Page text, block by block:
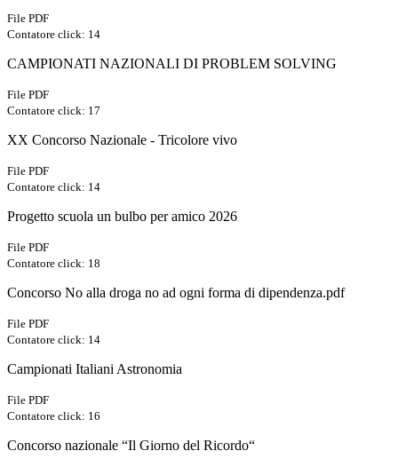
File PDF
Contatore click: 14
CAMPIONATI NAZIONALI DI PROBLEM SOLVING
File PDF
Contatore click: 17
XX Concorso Nazionale - Tricolore vivo
File PDF
Contatore click: 14
Progetto scuola un bulbo per amico 2026
File PDF
Contatore click: 18
Concorso No alla droga no ad ogni forma di dipendenza.pdf
File PDF
Contatore click: 14
Campionati Italiani Astronomia
File PDF
Contatore click: 16
Concorso nazionale “Il Giorno del Ricordo“